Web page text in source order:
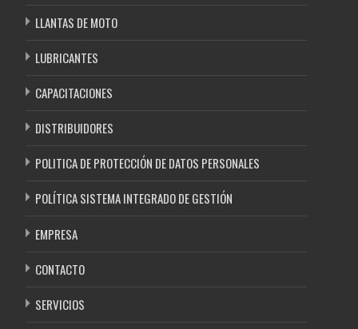
LLANTAS DE MOTO
LUBRICANTES
CAPACITACIONES
DISTRIBUIDORES
POLITICA DE PROTECCIÓN DE DATOS PERSONALES
POLÍTICA SISTEMA INTEGRADO DE GESTIÓN
EMPRESA
CONTACTO
SERVICIOS